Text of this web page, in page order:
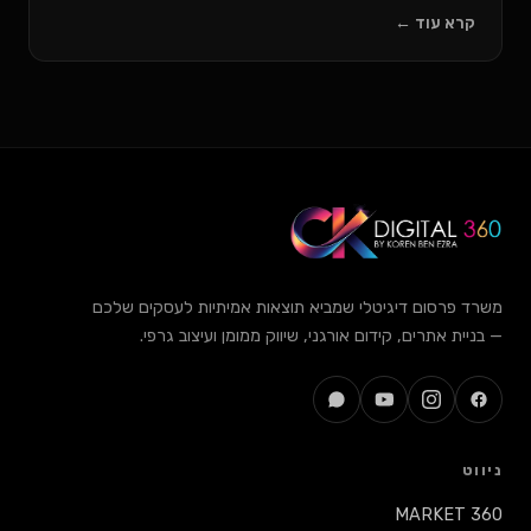
קרא עוד ←
משרד פרסום דיגיטלי שמביא תוצאות אמיתיות לעסקים שלכם
— בניית אתרים, קידום אורגני, שיווק ממומן ועיצוב גרפי.
ניווט
MARKET 360